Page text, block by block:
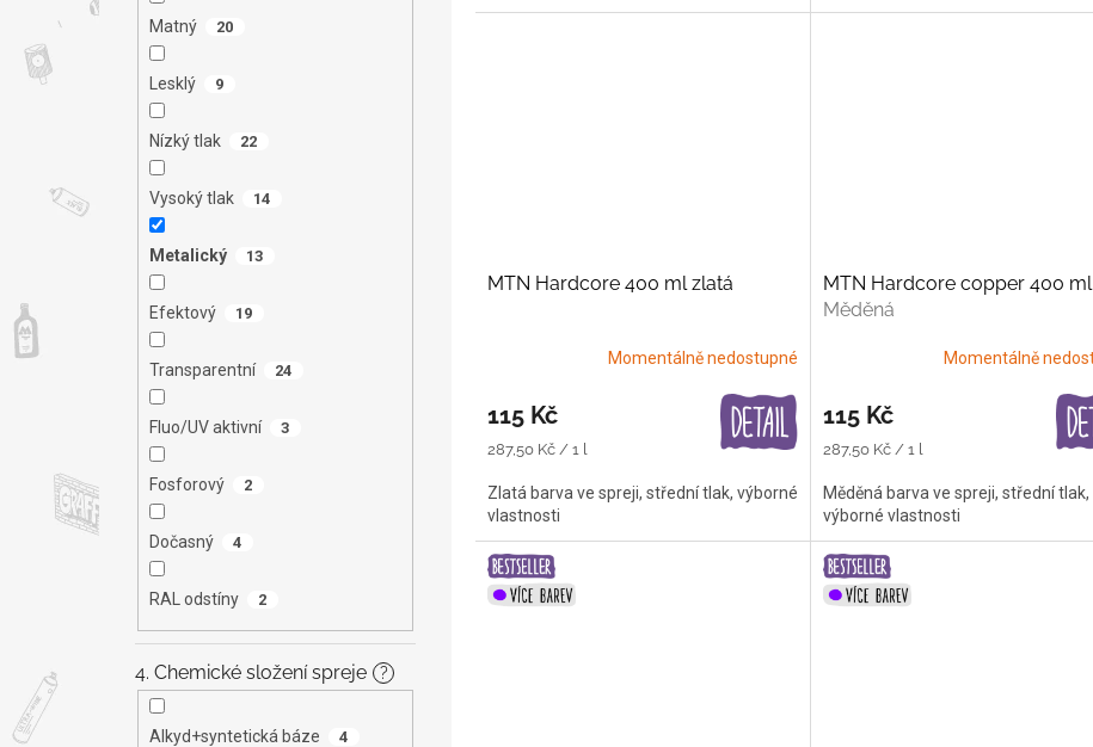
Matný 20
Lesklý 9
Nízký tlak 22
Vysoký tlak 14
Metalický 13
Efektový 19
Transparentní 24
Fluo/UV aktivní 3
Fosforový 2
Dočasný 4
RAL odstíny 2
4. Chemické složení spreje ?
Alkyd+syntetická báze 4
MTN Hardcore 400 ml zlatá
Momentálně nedostupné
115 Kč
Měrná
287,50 Kč / 1 l
Zlatá barva ve spreji, střední tlak, výborné
vlastnosti
MTN Hardcore copper 400 ml
Měděná
Momentálně
115 Kč
Měrná
287,50 Kč / 1 l
Měděná barva ve spreji, střední tlak,
výborné vlastnosti